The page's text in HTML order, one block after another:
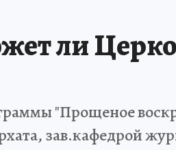
ли
"Прощеное
зав.кафедрой